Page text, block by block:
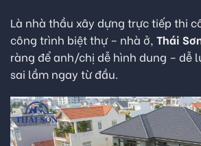
Là nhà thầu xây dựng trực tiếp thi
công trình biệt thự – nhà ở, Thái
ràng để anh/chị dễ hình dung – dễ
sai lầm ngay từ đầu.